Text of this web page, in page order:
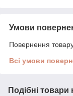
Умови
Повернення
Всі умови
Подібні товари